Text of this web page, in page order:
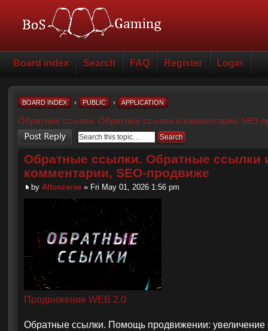
Board index Search FAQ Register Login
BOARD INDEX › PUBLIC › APPLICATION
Обратные ссылки. Обратные ссылки и комментарии, SEO-
Post a reply
Обратные ссылки. Обратные ссылки
комментарии, SEO-продвиже
by Altonzerse » Fri May 01, 2026 1:56 pm
Продвижение WEB 2.0
Обратные ссылки. Помощь продвижении: увеличение